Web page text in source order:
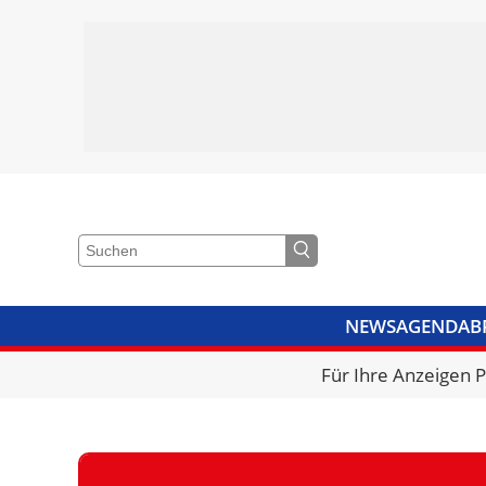
NEWSAGENDA
VIDEOSBIBLIOTHEK
Für Ihre Anzeigen